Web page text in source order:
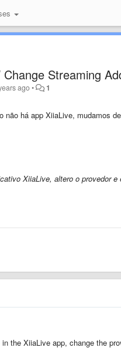
Streaming
ago• 1
há app XiiaLive, mudamos
XiiaLive, altero o provedor
the XiiaLive app, change the